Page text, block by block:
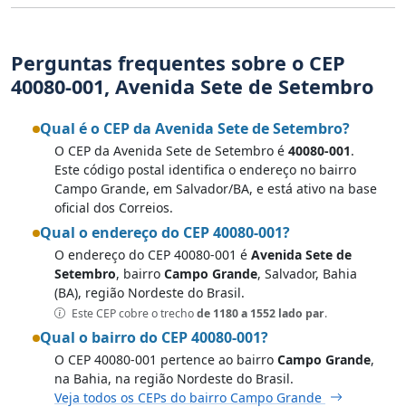
Perguntas frequentes sobre o CEP
40080-001, Avenida Sete de Setembro
Qual é o CEP da Avenida Sete de Setembro?
O CEP da Avenida Sete de Setembro é 40080-001.
Este código postal identifica o endereço no bairro
Campo Grande, em Salvador/BA, e está ativo na base
oficial dos Correios.
Qual o endereço do CEP 40080-001?
O endereço do CEP 40080-001 é Avenida Sete de
Setembro, bairro Campo Grande, Salvador, Bahia
(BA), região Nordeste do Brasil.
Este CEP cobre o trechode 1180 a 1552 lado par.
Qual o bairro do CEP 40080-001?
O CEP 40080-001 pertence ao bairro Campo Grande,
na Bahia, na região Nordeste do Brasil.
Veja todos os CEPs do bairro Campo Grande